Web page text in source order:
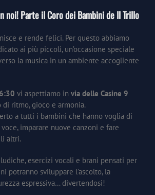
noi! Parte il Coro dei Bambini de Il Trillo
e rende felici. Per questo abbiamo
ai più piccoli, un’occasione speciale
la musica in un ambiente accogliente
vi aspettiamo in via delle Casine 9
ritmo, gioco e armonia.
a tutti i bambini che hanno voglia di
imparare nuove canzoni e fare
altri.
esercizi vocali e brani pensati per
potranno sviluppare l’ascolto, la
espressiva… divertendosi!